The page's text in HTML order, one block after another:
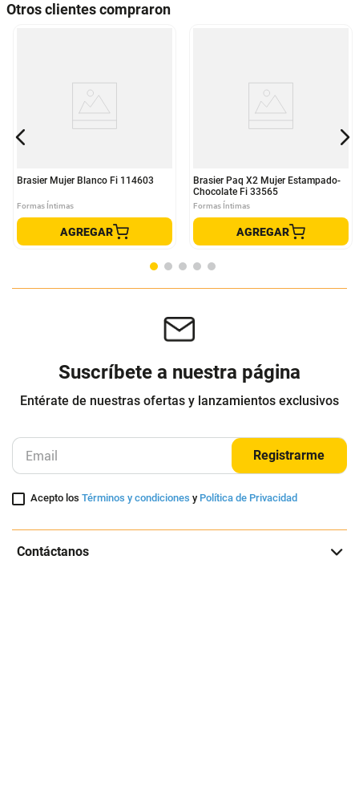
Otros clientes compraron
Brasier Mujer Blanco Fi 114603
Formas Íntimas
AGREGAR
Brasier Paq X2 Mujer Estampado-
Chocolate Fi 33565
Formas Íntimas
AGREGAR
Suscríbete a nuestra página
Entérate de nuestras ofertas y lanzamientos exclusivos
Registrarme
Acepto losTérminos y condiciones y Política de Privacidad
Contáctanos